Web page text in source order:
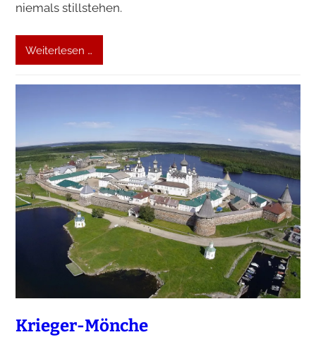
niemals stillstehen.
Weiterlesen …
Krieger-Mönche